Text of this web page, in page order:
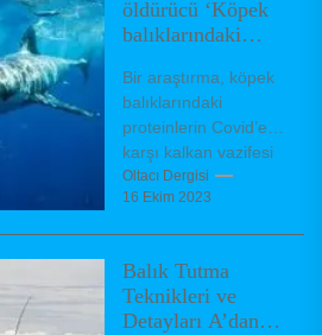
öldürücü ‘Köpek
balıklarındaki
Bir araştırma, köpek
balıklarındaki
proteinlerin Covid’e
karşı kalkan vazifesi
görebileceğini ortaya
koydu. Son iki yılda
virüsün...
Oltacı Dergisi
16 Ekim 2023
Balık Tutma
Teknikleri ve
Detayları A’dan